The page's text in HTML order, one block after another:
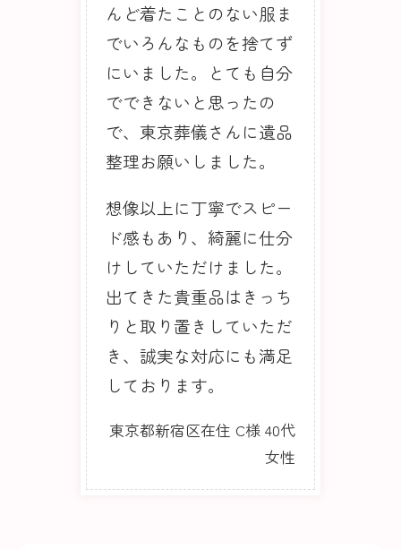
んど着たことのない服ま
でいろんなものを捨てず
にいました。とても自分
でできないと思ったの
で、東京葬儀さんに遺品
整理お願いしました。
想像以上に丁寧でスピー
ド感もあり、綺麗に仕分
けしていただけました。
出てきた貴重品はきっち
りと取り置きしていただ
き、誠実な対応にも満足
しております。
東京都新宿区在住 C様 40代
女性